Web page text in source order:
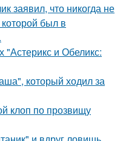
заявил, что никогда не
был в
"Астерикс и Обеликс:
который ходил за
клоп по прозвищу